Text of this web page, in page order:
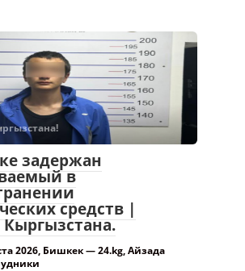
задержан
в
средств |
2026, Бишкек — 24.kg, Айзада